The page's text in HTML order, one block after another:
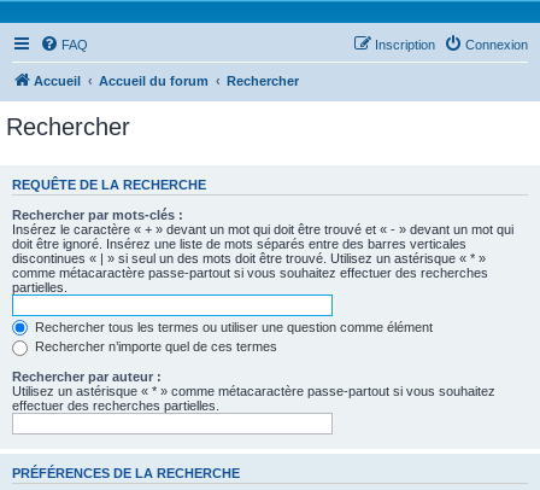
FAQ Connexion
Inscription
Accueil Accueil du forum Rechercher
Rechercher
REQUÊTE DE LA RECHERCHE
Rechercher par mots-clés :
Insérez le caractère « + » devant un mot qui doit être trouvé et « - » devant un mot qui
doit être ignoré. Insérez une liste de mots séparés entre des barres verticales
discontinues « | » si seul un des mots doit être trouvé. Utilisez un astérisque « * »
comme métacaractère passe-partout si vous souhaitez effectuer des recherches
partielles.
Rechercher tous les termes ou utiliser une question comme élément
Rechercher n’importe quel de ces termes
Rechercher par auteur :
Utilisez un astérisque « * » comme métacaractère passe-partout si vous souhaitez
effectuer des recherches partielles.
PRÉFÉRENCES DE LA RECHERCHE